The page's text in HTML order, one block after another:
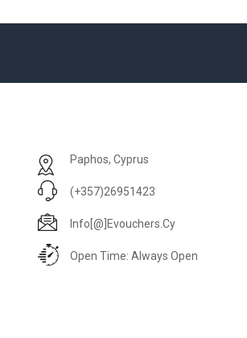
Paphos, Cyprus
(+357)26951423
Info[@]evouchers.cy
Open Time: Always Open